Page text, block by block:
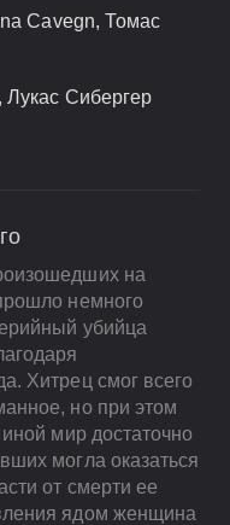
Cavegn, Томас
Лукас Сибергер
на
немного
убийца
Хитрец смог всего
но при этом
мир достаточно
могла оказаться
от смерти ее
ядом женщина